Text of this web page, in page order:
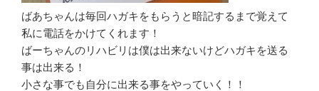
ばあちゃんは毎回ハガキをもらうと暗記するまで覚えて
私に電話をかけてくれます！
ばーちゃんのリハビリは僕は出来ないけどハガキを送る
事は出来る！
小さな事でも自分に出来る事をやっていく！！